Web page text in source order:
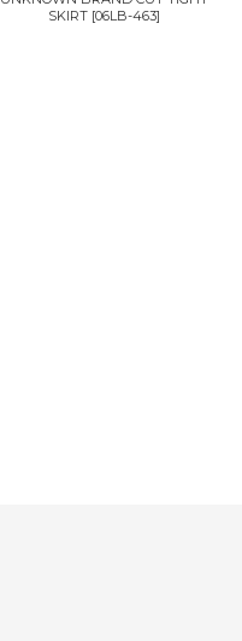
SKIRT [06LB-463]